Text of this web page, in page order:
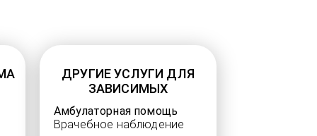
ДРУГИЕ УСЛУГИ ДЛЯ
ЗАВИСИМЫХ
Амбулаторная помощь
Врачебное наблюдение